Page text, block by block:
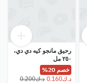
رحيق مانجو كيه دي دي،
٢٥٠ مل
خصم 20%
⁦د.ك0.200⁩